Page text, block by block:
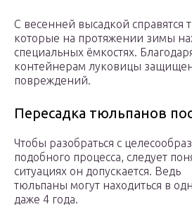
С весенней высадкой справятся
которые на протяжении зимы
специальных ёмкостях.
контейнерам луковицы
повреждений.
Пересадка тюльпанов
Чтобы разобраться с
подобного процесса, следует
ситуациях он допускается. Ведь
тюльпаны могут находиться в
даже 4 года.